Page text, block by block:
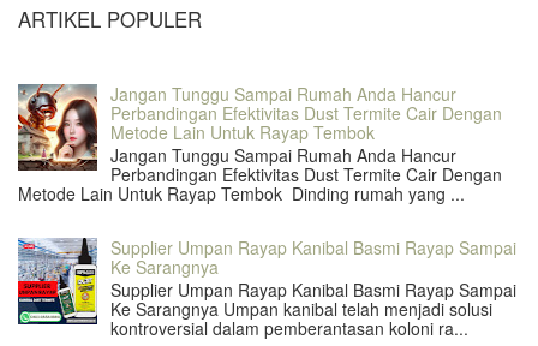
ARTIKEL POPULER
Jangan Tunggu Sampai Rumah Anda Hancur
Perbandingan Efektivitas Dust Termite Cair Dengan
Metode Lain Untuk Rayap Tembok
Jangan Tunggu Sampai Rumah Anda Hancur
Perbandingan Efektivitas Dust Termite Cair Dengan
Metode Lain Untuk Rayap Tembok Dinding rumah yang ...
Supplier Umpan Rayap Kanibal Basmi Rayap Sampai
Ke Sarangnya
Supplier Umpan Rayap Kanibal Basmi Rayap Sampai
Ke Sarangnya Umpan kanibal telah menjadi solusi
kontroversial dalam pemberantasan koloni ra...